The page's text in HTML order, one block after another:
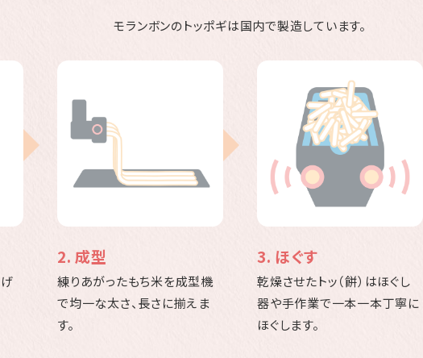
モランボンのトッポギは国内で製造しています。
2. 成型
練りあがったもち米を成型機
で均一な太さ、長さに揃えま
す。
3. ほぐす
乾燥させたトッ（餅）はほぐし
器や手作業で一本一本丁寧に
ほぐします。